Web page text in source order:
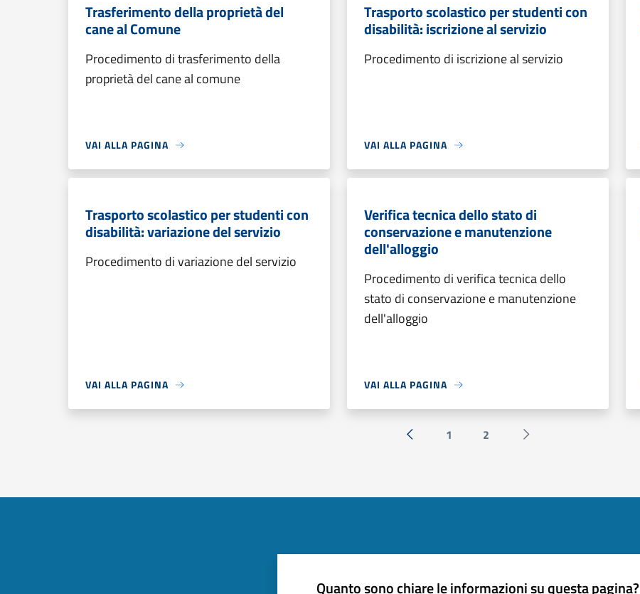
Trasferimento della proprietà del
cane al Comune
Procedimento di trasferimento della
proprietà del cane al comune
VAI ALLA PAGINA
Trasporto scolastico per studenti con
disabilità: iscrizione al servizio
Procedimento di iscrizione al servizio
VAI ALLA PAGINA
Trasporto scolastico per studenti con
disabilità: variazione del servizio
Procedimento di variazione del servizio
VAI ALLA PAGINA
Verifica tecnica dello stato di
conservazione e manutenzione
dell'alloggio
Procedimento di verifica tecnica dello
stato di conservazione e manutenzione
dell'alloggio
VAI ALLA PAGINA
« Precedente
1 2
Successiva »
Quanto sono chiare le informazioni su questa pagina?